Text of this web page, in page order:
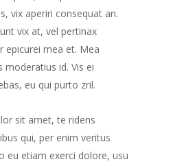
vix aperiri consequat an.
vix at, vel pertinax
epicurei mea et. Mea
moderatius id. Vis ei
eu qui purto zril.
sit amet, te ridens
qui, per enim veritus
eu etiam exerci dolore, usu